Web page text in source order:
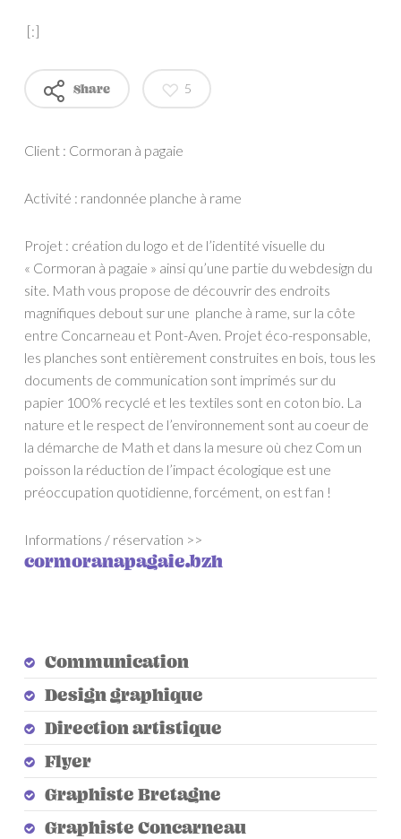
[:]
Share 5
Client : Cormoran à pagaie
Activité : randonnée planche à rame
Projet : création du logo et de l’identité visuelle du
« Cormoran à pagaie » ainsi qu’une partie du webdesign du
site. Math vous propose de découvrir des endroits
magnifiques debout sur une planche à rame, sur la côte
entre Concarneau et Pont-Aven. Projet éco-responsable,
les planches sont entièrement construites en bois, tous les
documents de communication sont imprimés sur du
papier 100% recyclé et les textiles sont en coton bio. La
nature et le respect de l’environnement sont au coeur de
la démarche de Math et dans la mesure où chez Com un
poisson la réduction de l’impact écologique est une
préoccupation quotidienne, forcément, on est fan !
Informations / réservation >>
cormoranapagaie.bzh
Communication
Design graphique
Direction artistique
Flyer
Graphiste Bretagne
Graphiste Concarneau